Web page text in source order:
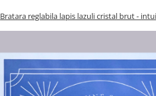
Bratara reglabila lapis lazuli cristal brut -